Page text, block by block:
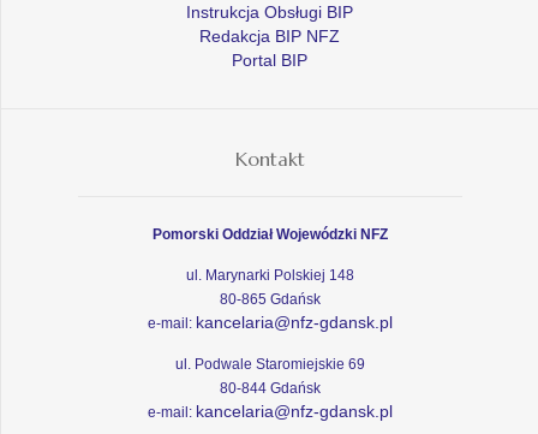
Instrukcja Obsługi BIP
Redakcja BIP NFZ
Portal BIP
Kontakt
Pomorski Oddział Wojewódzki NFZ
ul. Marynarki Polskiej 148
80-865 Gdańsk
e-mail: kancelaria@nfz-gdansk.pl
ul. Podwale Staromiejskie 69
80-844 Gdańsk
e-mail: kancelaria@nfz-gdansk.pl